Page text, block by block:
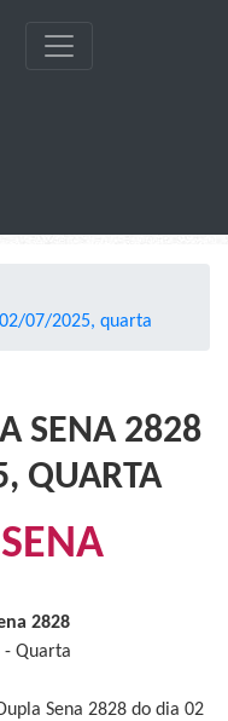
07/2025, quarta
SENA 2828
QUARTA
2828
- Quarta
Sena 2828 do dia 02